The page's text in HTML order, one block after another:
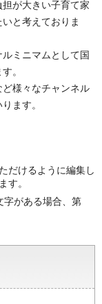
が大きい子育て家
と考えておりま
ミニマムとして国
。
様々なチャンネル
ます。
だけるように編集し
す。
字がある場合、第